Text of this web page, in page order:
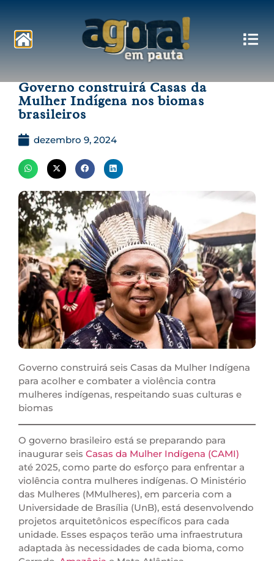
Governo construirá Casas da
Mulher Indígena nos biomas
brasileiros
dezembro 9, 2024
Governo construirá seis Casas da Mulher Indígena
para acolher e combater a violência contra
mulheres indígenas, respeitando suas culturas e
biomas
O governo brasileiro está se preparando para
inaugurar seis Casas da Mulher Indígena (CAMI)
até 2025, como parte do esforço para enfrentar a
violência contra mulheres indígenas. O Ministério
das Mulheres (MMulheres), em parceria com a
Universidade de Brasília (UnB), está desenvolvendo
projetos arquitetônicos específicos para cada
unidade. Esses espaços terão uma infraestrutura
adaptada às necessidades de cada bioma, como